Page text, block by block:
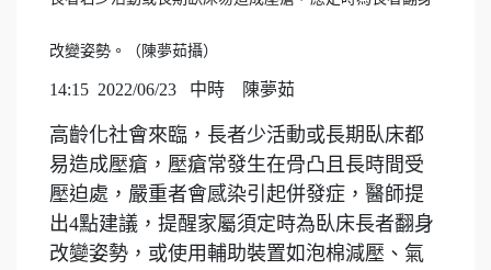
改變姿勢。（陳夢茹攝）
14:15 2022/06/23 中時 陳夢茹
高齡化社會來臨，長者少活動或長期臥床都
易造成壓瘡，壓瘡常發生在骨凸且長時間受
壓迫處，嚴重者會感染引起併發症，醫師提
出4點建議，提醒家屬須定時為臥床長者翻身
改變姿勢，或使用輔助裝置如泡棉減壓、氣